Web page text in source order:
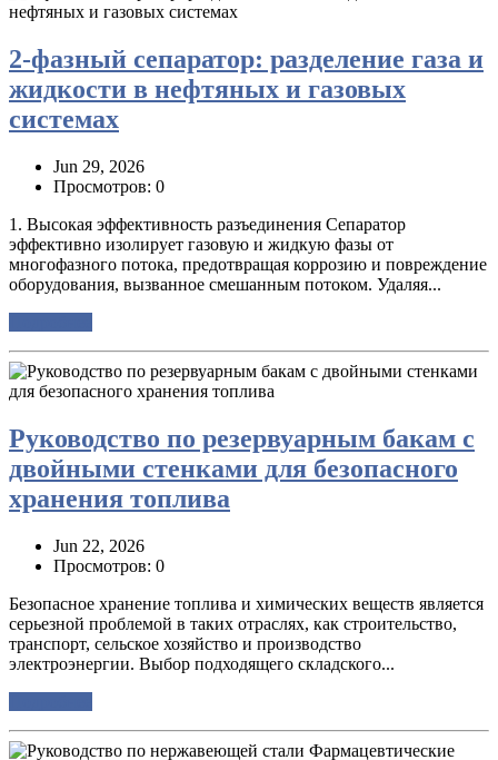
2-фазный сепаратор: разделение газа и
жидкости в нефтяных и газовых
системах
Jun 29, 2026
Просмотров: 0
1. Высокая эффективность разъединения Сепаратор
эффективно изолирует газовую и жидкую фазы от
многофазного потока, предотвращая коррозию и повреждение
оборудования, вызванное смешанным потоком. Удаляя...
Руководство по резервуарным бакам с
двойными стенками для безопасного
хранения топлива
Jun 22, 2026
Просмотров: 0
Безопасное хранение топлива и химических веществ является
серьезной проблемой в таких отраслях, как строительство,
транспорт, сельское хозяйство и производство
электроэнергии. Выбор подходящего складского...